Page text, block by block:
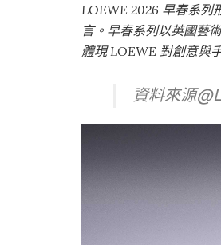
LOEWE 2026 早春系列
言。 早春系列以英國藝
體現 LOEWE 對創意與
資料來源